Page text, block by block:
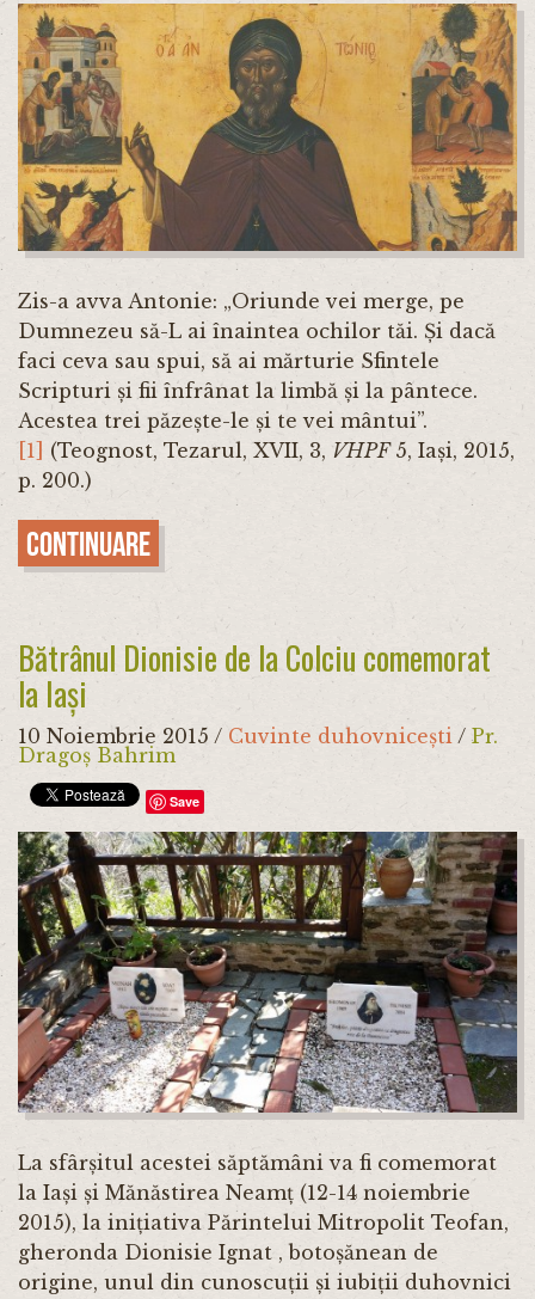
Zis-a avva Antonie: „Oriunde vei merge, pe
Dumnezeu să-L ai înaintea ochilor tăi. Și dacă
faci ceva sau spui, să ai mărturie Sfintele
Scripturi și fii înfrânat la limbă și la pântece.
Acestea trei păzește-le și te vei mântui”.
[1] (Teognost, Tezarul, XVII, 3, VHPF 5, Iași, 2015,
p. 200.)
Continuare
Bătrânul Dionisie de la Colciu comemorat
la Iași
10 Noiembrie 2015 / Cuvinte duhovnicești / Pr.
Dragoș Bahrim
Save
La sfârșitul acestei săptămâni va fi comemorat
la Iași și Mănăstirea Neamț (12-14 noiembrie
2015), la inițiativa Părintelui Mitropolit Teofan,
gheronda Dionisie Ignat , botoșănean de
origine, unul din cunoscuții și iubiții duhovnici